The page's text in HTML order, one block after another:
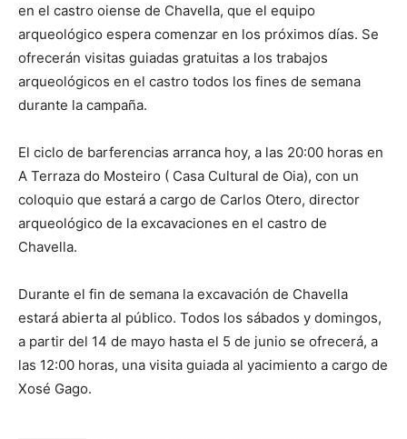
en el castro oiense de Chavella, que el equipo
arqueológico espera comenzar en los próximos días. Se
ofrecerán visitas guiadas gratuitas a los trabajos
arqueológicos en el castro todos los fines de semana
durante la campaña.
El ciclo de barferencias arranca hoy, a las 20:00 horas en
A Terraza do Mosteiro ( Casa Cultural de Oia), con un
coloquio que estará a cargo de Carlos Otero, director
arqueológico de la excavaciones en el castro de
Chavella.
Durante el fin de semana la excavación de Chavella
estará abierta al público. Todos los sábados y domingos,
a partir del 14 de mayo hasta el 5 de junio se ofrecerá, a
las 12:00 horas, una visita guiada al yacimiento a cargo de
Xosé Gago.